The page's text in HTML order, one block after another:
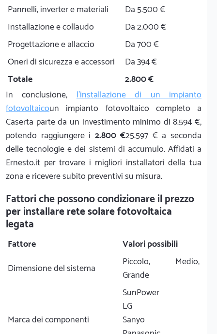
Pannelli, inverter e materiali
Da 5.500 €
Installazione e collaudo
Da 2.000 €
Progettazione e allaccio
Da 700 €
Oneri di sicurezza e accessori
Da 394 €
Totale
2.800 €
In conclusione,l'installazione di un impianto
fotovoltaicoun impianto fotovoltaico completo a
Caserta parte da un investimento minimo di 8.594 €,
potendo raggiungere i 2.800 €25.597 € a seconda
delle tecnologie e dei sistemi di accumulo. Affidati a
Ernesto.it per trovare i migliori installatori della tua
zona e ricevere subito preventivi su misura.
Fattori che possono condizionare il prezzo
per installare rete solare fotovoltaica
legata
Fattore
Valori possibili
Dimensione del sistema
Piccolo, Medio,
Grande
Marca dei componenti
SunPower
LG
Sanyo